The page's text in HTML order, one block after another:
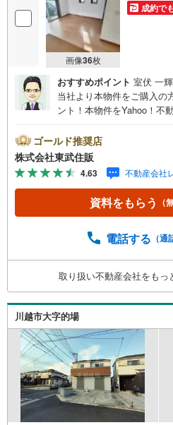
画像36枚
成約で
おすすめポイント 室伏 一輝
当社より本物件をご購入の
ント！本物件をYahoo！不
との併用不可。【営業時間
お電話でのお問い合わせが
望の方は自社買取保証付売
にお問い合わせください。
化●新規リノベーション●
（1）リフォーム（当社で
紹介（提携ハウスメーカー
いに関する不動産情報を豊
リフォームの相談も承りま
日現地見学が可能です（1
リック（2）本日～4日以内
問欄」に希望日時をご記入
ゴールド推奨店
株式会社東武住販
4.63 不動産会社
資料をもらう （
電話する （通
取り扱い不動産会社をもっ
川越市大字的場